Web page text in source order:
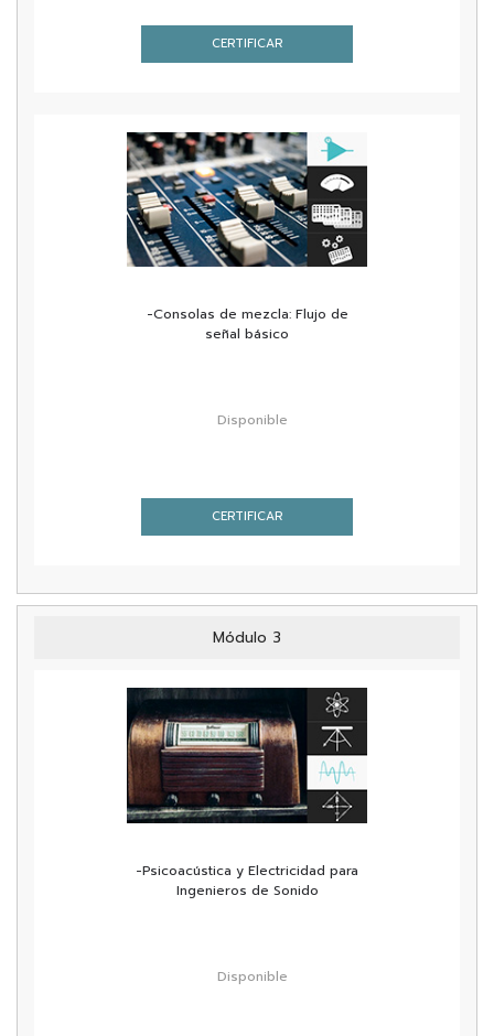
CERTIFICAR
-Consolas de mezcla: Flujo de
señal básico
Disponible
CERTIFICAR
Módulo 3
-Psicoacústica y Electricidad para
Ingenieros de Sonido
Disponible